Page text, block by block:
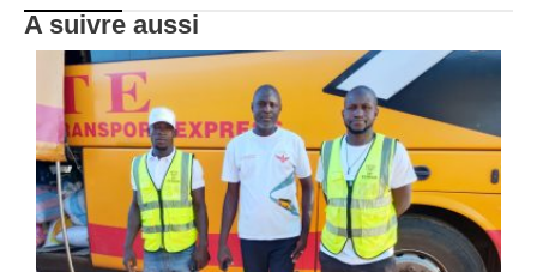
A suivre aussi